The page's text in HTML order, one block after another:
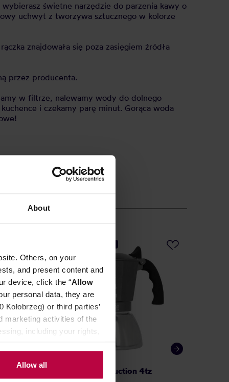
About
Others, on your
and present content and
device, click the “Allow
personal data, they are
or third parties’
marketing activities of the
including your rights,
Allow all
świetne narzędzie do parzenia kawy o
uchwyt z tworzywa sztucznego w kolorze
znajdowała się poza zasięgiem źródła
przez producenta.
w filtrze, nalewamy wody do dolnego
i czekamy parę minut. Gorąca woda
Bialetti Brikka Induction 4tz